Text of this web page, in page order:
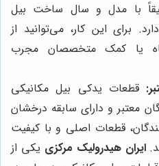
با مدل و سال ساخت بیل
برای این کار، می‌توانید از
یا کمک متخصصان مجرب
قطعات یدکی بیل مکانیکی
معتبر و دارای سابقه درخشان
قطعات اصلی و با کیفیت
ایران هیدرولیک مرکزی یکی از